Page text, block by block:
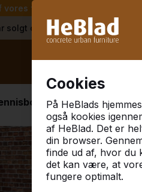
vores ferie leverer vi ikke fra
Cookies
På HeBlads
også kookies
af HeBlad. Det er
din browser.
finde ud af, hvor du
det kan være, at
fungere optimalt.
solgt over 30.000 borde
Grøn